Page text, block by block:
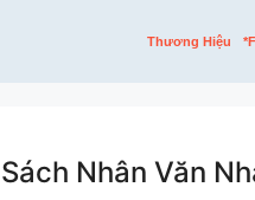
Thương Hiệu
Nhân Văn